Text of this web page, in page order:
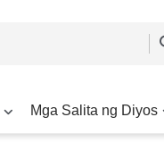
Mga Salita ng Diyos